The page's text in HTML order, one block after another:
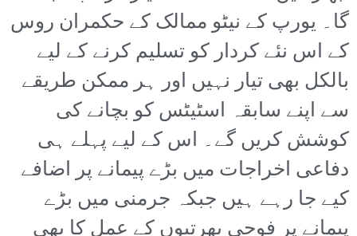
گا۔ یورپ کے نیٹو ممالک کے حکمران روس
کے اس نئے کردار کو تسلیم کرنے کے لیے
بالکل بھی تیار نہیں اور ہر ممکن طریقے
سے اپنے سابقہ اسٹیٹس کو بچانے کی
کوشش کریں گے۔ اس کے لیے پہلے ہی
دفاعی اخراجات میں بڑے پیمانے پر اضافے
کیے جا رہے ہیں جبکہ جرمنی میں بڑے